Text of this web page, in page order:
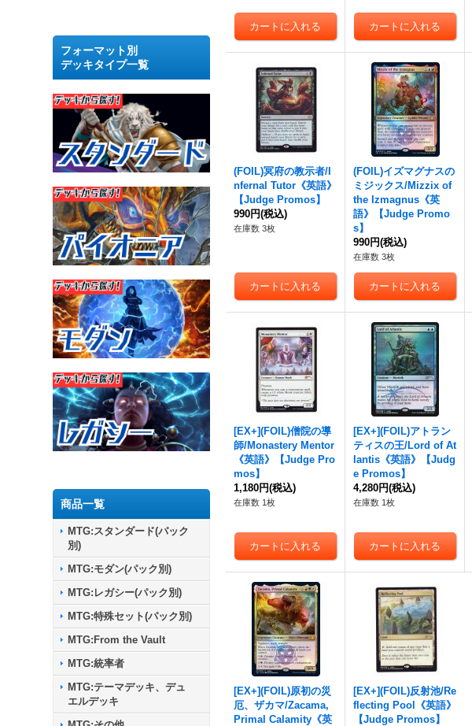
フォーマット別
デッキタイプ一覧
商品一覧
MTG:スタンダード(パック
別)
MTG:モダン(パック別)
MTG:レガシー(パック別)
MTG:特殊セット(パック別)
MTG:From the Vault
MTG:統率者
MTG:テーマデッキ、デュ
エルデッキ
(FOIL)冥府の教示者/I
nfernal Tutor《英語》
【Judge Promos】
990円(税込)
在庫数 3枚
(FOIL)イズマグナスの
ミジックス/Mizzix of
the Izmagnus《英
語》【Judge Promo
s】
990円(税込)
在庫数 3枚
[EX+](FOIL)僧院の導
師/Monastery Mentor
《英語》【Judge Pro
mos】
1,180円(税込)
在庫数 1枚
[EX+](FOIL)アトラン
ティスの王/Lord of At
lantis《英語》【Judg
e Promos】
4,280円(税込)
在庫数 1枚
[EX+](FOIL)原初の災
厄、ザカマ/Zacama,
Primal Calamity《英
[EX+](FOIL)反射池/Re
flecting Pool《英語》
【Judge Promos】